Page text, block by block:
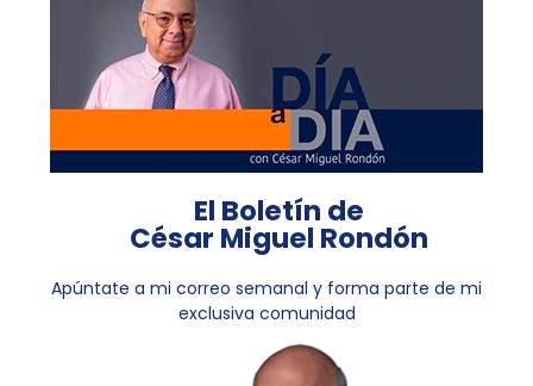
El Boletín de
César Miguel Rondón
Apúntate a mi correo semanal y forma parte de mi
exclusiva comunidad